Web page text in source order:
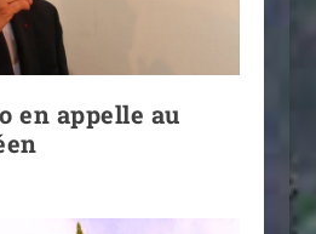
en appelle au